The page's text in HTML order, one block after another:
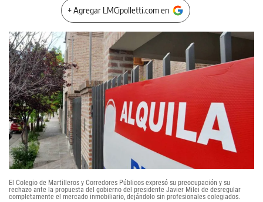
+ Agregar LMCipolletti.com en
El Colegio de Martilleros y Corredores Públicos expresó su preocupación y su
rechazo ante la propuesta del gobierno del presidente Javier Milei de desregular
completamente el mercado inmobiliario, dejándolo sin profesionales colegiados.